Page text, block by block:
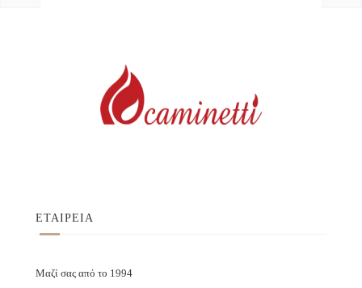
ΕΤΑΙΡΕΙΑ
Μαζί σας από το 1994